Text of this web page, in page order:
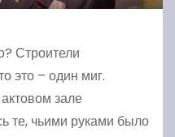
Строители
это – один миг.
зале
те, чьими руками было